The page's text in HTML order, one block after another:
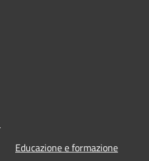
Educazione e formazione